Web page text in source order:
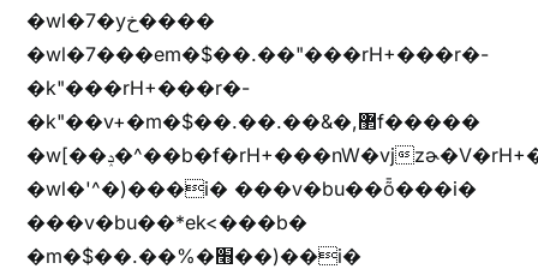
�wl�7�yخ����
�wl�7���em�$��.��"���rH+���r�-
�k"���rH+���r�-
�k"��v+�m�$��.��.��&�,޲f�����
�w[��ݚ�^��b�f�rH+���nW�vjzɚ�V�rH+���nW�vjzz'y���
�wl�'^�)���i� ���v�bu��ȭ���i�
���v�bu��*ek<���b�
�m�$��.��%�׫��)��i�